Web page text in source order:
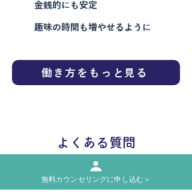
金銭的にも安定
趣味の時間も増やせるように
働き方をもっと見る
​よくある質問
FAQ
不動産業界未経験でも大丈夫で
無料カウンセリングに申し込む＞